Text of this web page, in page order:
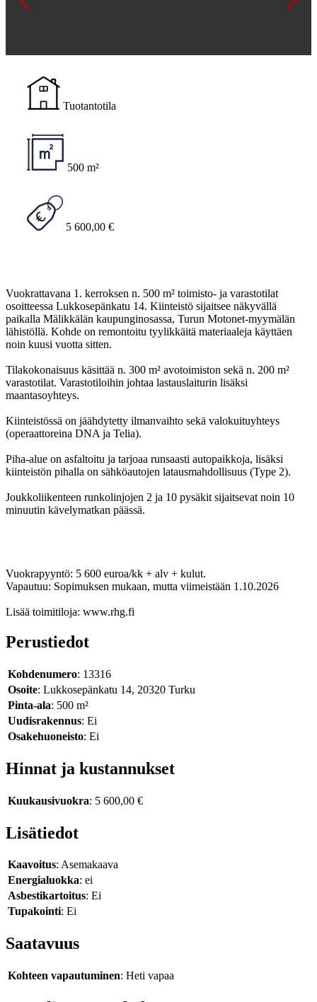
Tuotantotila
500 m²
5 600,00 €
Vuokrattavana 1. kerroksen n. 500 m² toimisto- ja varastotilat
osoitteessa Lukkosepänkatu 14. Kiinteistö sijaitsee näkyvällä
paikalla Mälikkälän kaupunginosassa, Turun Motonet-myymälän
lähistöllä. Kohde on remontoitu tyylikkäitä materiaaleja käyttäen
noin kuusi vuotta sitten.
Tilakokonaisuus käsittää n. 300 m² avotoimiston sekä n. 200 m²
varastotilat. Varastotiloihin johtaa lastauslaiturin lisäksi
maantasoyhteys.
Kiinteistössä on jäähdytetty ilmanvaihto sekä valokuituyhteys
(operaattoreina DNA ja Telia).
Piha-alue on asfaltoitu ja tarjoaa runsaasti autopaikkoja, lisäksi
kiinteistön pihalla on sähköautojen latausmahdollisuus (Type 2).
Joukkoliikenteen runkolinjojen 2 ja 10 pysäkit sijaitsevat noin 10
minuutin kävelymatkan päässä.
Vuokrapyyntö: 5 600 euroa/kk + alv + kulut.
Vapautuu: Sopimuksen mukaan, mutta viimeistään 1.10.2026
Lisää toimitiloja: www.rhg.fi
Perustiedot
Kohdenumero: 13316
Osoite: Lukkosepänkatu 14, 20320 Turku
Pinta-ala: 500 m²
Uudisrakennus: Ei
Osakehuoneisto: Ei
Hinnat ja kustannukset
Kuukausivuokra: 5 600,00 €
Lisätiedot
Kaavoitus: Asemakaava
Energialuokka: ei
Asbestikartoitus: Ei
Tupakointi: Ei
Saatavuus
Kohteen vapautuminen: Heti vapaa